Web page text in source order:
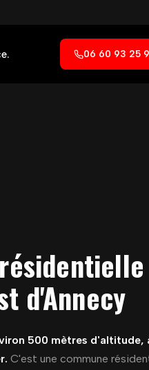
06 60 93 25
d'Annecy
500 mètres d'altitude,
C'est une commune